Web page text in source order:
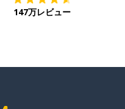
147万レビュー